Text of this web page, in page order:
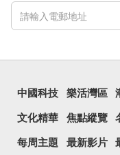
中國科技 樂活灣區
文化精華 焦點縱覽
每周主題 最新影片